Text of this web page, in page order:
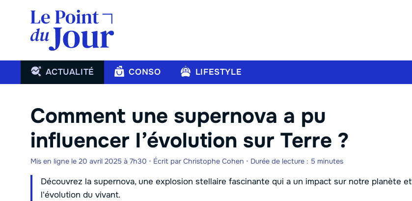
contenu
ACTUALITÉ CONSO LIFESTYLE
Comment une supernova a pu
influencer l’évolution sur Terre ?
Mis en ligne le 20 avril 2025 à 7h30 • Écrit par Christophe Cohen • Durée de lecture : 5 minutes
Découvrez la supernova, une explosion stellaire fascinante qui a un impact sur notre planète et
l'évolution du vivant.